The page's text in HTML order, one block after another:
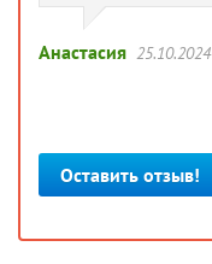
Анастасия 25.10.2024
Оставить отзыв!